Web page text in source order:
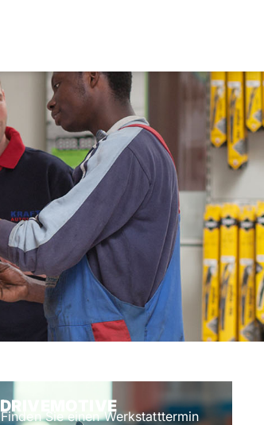
DRIVEMOTIVE
Finden Sie einen Werkstatttermin